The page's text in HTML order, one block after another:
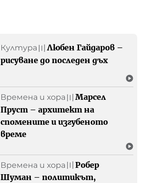
Култура 〣 Любен Гайдаров –
рисуване до последен дъх
Времена и хора 〣 Марсел
Пруст – архитект на
спомените и изгубеното
време
Времена и хора 〣 Робер
Шуман – политикът,